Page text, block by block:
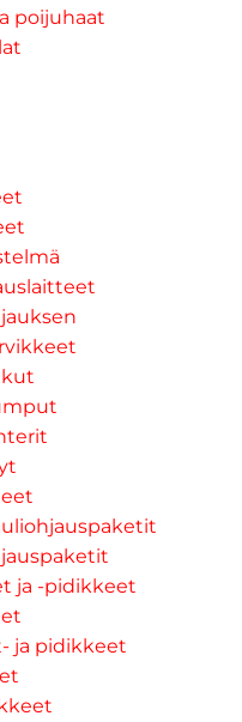
poijuhaat
ja -pidikkeet
ja pidikkeet